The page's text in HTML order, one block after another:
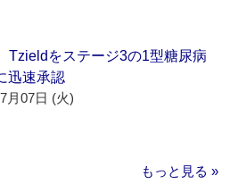
Tzieldをステージ3の1型糖尿病
迅速承認
月07日 (火)
もっと見る »